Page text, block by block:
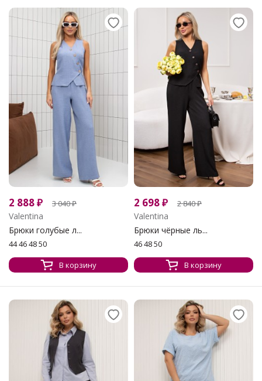
2 888₽ 3 040₽
Valentina
Брюки голубые л...
44 46 48 50
В корзину
2 698₽ 2 840₽
Valentina
Брюки чёрные ль...
46 48 50
В корзину